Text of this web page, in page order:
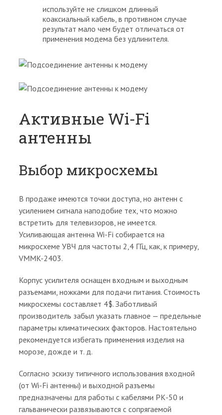
используйте не слишком длинный
коаксиальный кабель, в противном случае
результат мало чем будет отличаться от
применения модема без удлинителя.
Активные Wi-Fi
антенны
Выбор микросхемы
В продаже имеются точки доступа, но антенн с
усилением сигнала наподобие тех, что можно
встретить для телевизоров, не имеется.
Усиливающая антенна Wi-Fi собирается на
микросхеме УВЧ для частоты 2,4 ГГц, как, к примеру,
VMMK-2403.
Корпус усилителя оснащен входным и выходным
разъемами, ножками для подачи питания. Стоимость
микросхемы составляет 4$. Заботливый
производитель забыл указать главное — предельные
параметры климатических факторов. Настоятельно
рекомендуется избегать применения изделия на
морозе, дожде и т. д.
Согласно эскизу типичного использования входной
(от Wi-Fi антенны) и выходной разъемы
предназначены для работы с кабелями РК-50 и
гальванически развязываются с сопрягаемой